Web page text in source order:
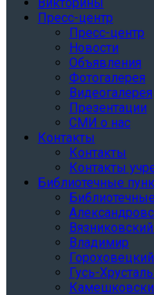
Викторины
Пресс-центр
Пресс-центр
Новости
Объявления
Фотогалерея
Видеогалерея
Презентации
СМИ о нас
Контакты
Контакты
Контакты
Библиотечные
Владимир
Гусь-